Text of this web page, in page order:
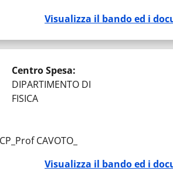
Visualizza il bando ed i
Centro Spesa:
DIPARTIMENTO DI
FISICA
CAVOTO_
Visualizza il bando ed i